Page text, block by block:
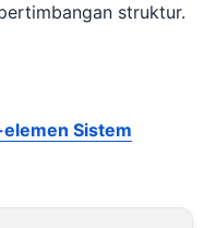
struktur.
Sistem